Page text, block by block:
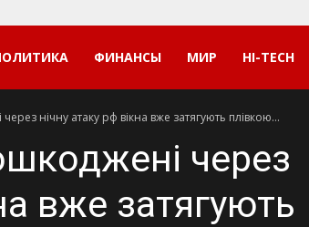
ФИНАНСЫ МИР HI-TECH
нічну атаку рф вікна вже затягують плівкою...
через
вже затягують